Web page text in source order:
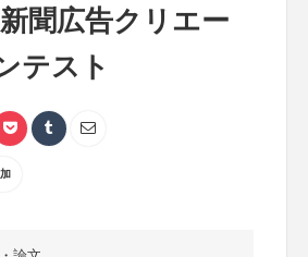
聞広告クリエー
テスト